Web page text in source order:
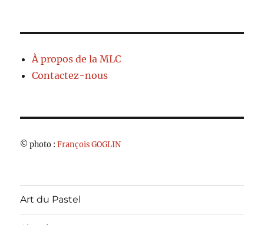
À propos de la MLC
Contactez-nous
© photo :François GOGLIN
Art du Pastel